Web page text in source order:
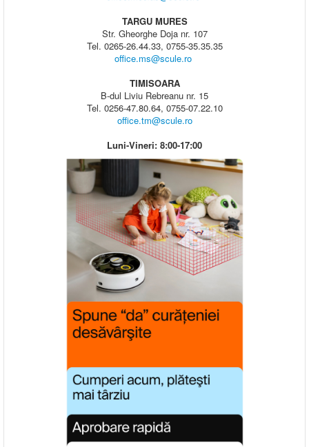
TARGU MURES
Str. Gheorghe Doja nr. 107
Tel. 0265-26.44.33, 0755-35.35.35
office.ms@scule.ro
TIMISOARA
B-dul Liviu Rebreanu nr. 15
Tel. 0256-47.80.64, 0755-07.22.10
office.tm@scule.ro
Luni-Vineri: 8:00-17:00